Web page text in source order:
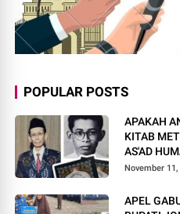
POPULAR POSTS
APAKAH
KITAB
AS'AD
November 11,
APEL